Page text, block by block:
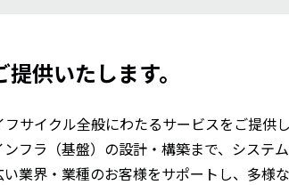
供いたします。
サイクル全般にわたるサービスをご提供し
フラ（基盤）の設計・構築まで、システ
界・業種のお客様をサポートし、多様な